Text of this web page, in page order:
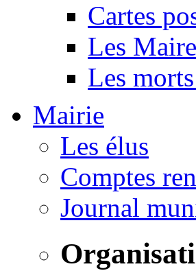
Cartes
Les
Les
Mairie
Les élus
Comptes
Journal